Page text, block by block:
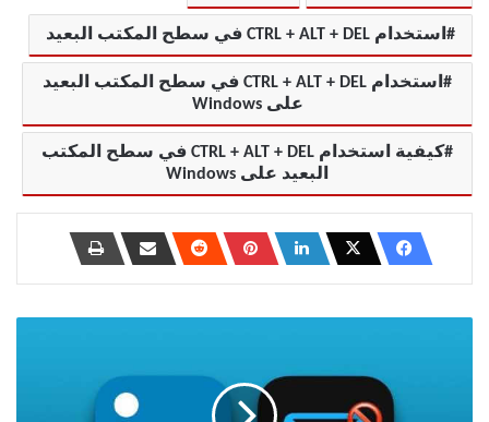
استخدام CTRL + ALT + DEL في سطح المكتب البعيد
استخدام CTRL + ALT + DEL في سطح المكتب البعيد
على Windows
كيفية استخدام CTRL + ALT + DEL في سطح المكتب
البعيد على Windows